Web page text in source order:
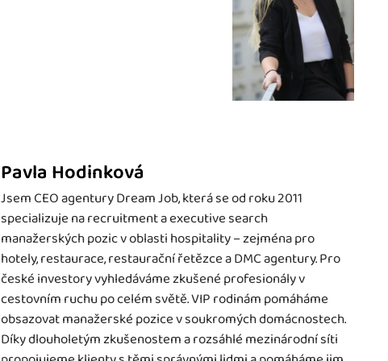
Pavla Hodinková
Jsem CEO agentury Dream Job, která se od roku 2011
specializuje na recruitment a executive search
manažerských pozic v oblasti hospitality – zejména pro
hotely, restaurace, restaurační řetězce a DMC agentury. Pro
české investory vyhledáváme zkušené profesionály v
cestovním ruchu po celém světě. VIP rodinám pomáháme
obsazovat manažerské pozice v soukromých domácnostech.
Díky dlouholetým zkušenostem a rozsáhlé mezinárodní síti